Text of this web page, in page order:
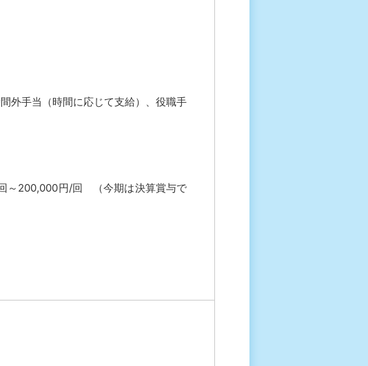
外手当（時間に応じて支給）、役職手
～200,000円/回 （今期は決算賞与で